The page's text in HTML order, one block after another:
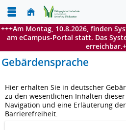
+++Am Montag, 10.8.2026, finden
am eCampus-Portal statt. Das
Gebärdensprache
Hier erhalten Sie in deutscher
zu den wesentlichen Inhalten
Navigation und eine Erläuterung
Barrierefreiheit.